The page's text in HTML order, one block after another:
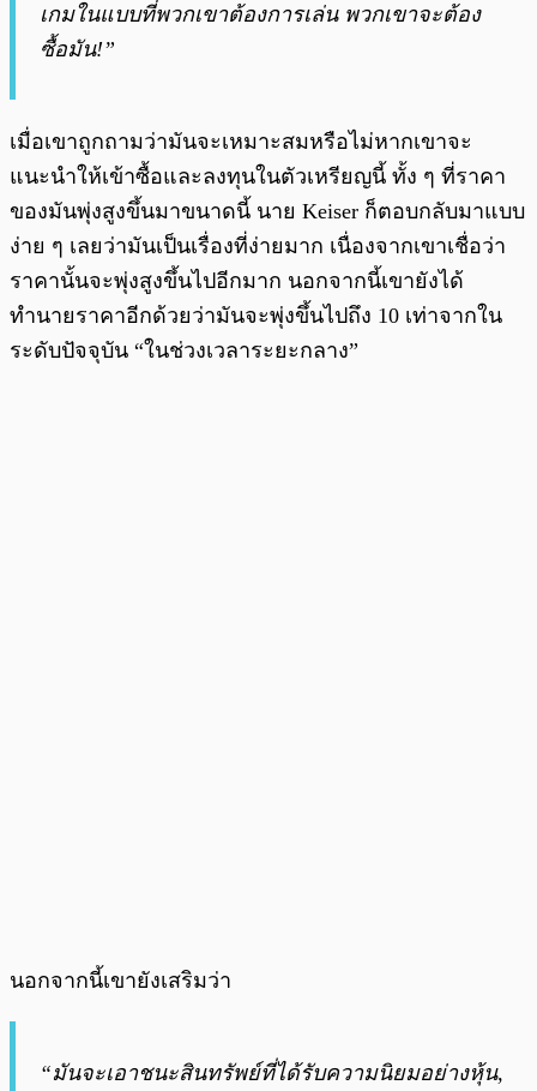
เกมในแบบที่พวกเขาต้องการเล่น พวกเขาจะต้อง
ซื้อมัน!”
เมื่อเขาถูกถามว่ามันจะเหมาะสมหรือไม่หากเขาจะ
แนะนำให้เข้าซื้อและลงทุนในตัวเหรียญนี้ ทั้ง ๆ ที่ราคา
ของมันพุ่งสูงขึ้นมาขนาดนี้ นาย Keiser ก็ตอบกลับมาแบบ
ง่าย ๆ เลยว่ามันเป็นเรื่องที่ง่ายมาก เนื่องจากเขาเชื่อว่า
ราคานั้นจะพุ่งสูงขึ้นไปอีกมาก นอกจากนี้เขายังได้
ทำนายราคาอีกด้วยว่ามันจะพุ่งขึ้นไปถึง 10 เท่าจากใน
ระดับปัจจุบัน “ในช่วงเวลาระยะกลาง”
นอกจากนี้เขายังเสริมว่า
“มันจะเอาชนะสินทรัพย์ที่ได้รับความนิยมอย่างหุ้น,